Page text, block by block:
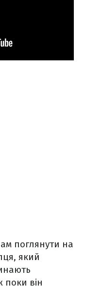
поглянути на
який
поки він